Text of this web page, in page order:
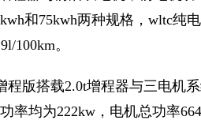
和75kwh两种规格，wltc纯
100km。
程版搭载2.0t增程器与三电机
率均为222kw，电机总功率